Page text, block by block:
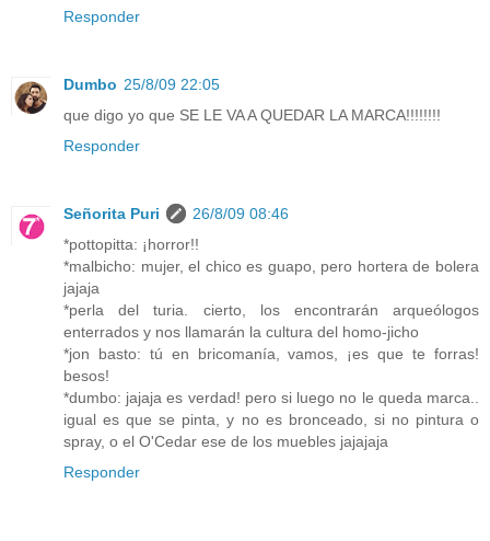
Responder
Dumbo 25/8/09 22:05
que digo yo que SE LE VA A QUEDAR LA MARCA!!!!!!!!
Responder
Señorita Puri
26/8/09 08:46
*pottopitta: ¡horror!!
*malbicho: mujer, el chico es guapo, pero hortera de bolera
jajaja
*perla del turia. cierto, los encontrarán arqueólogos
enterrados y nos llamarán la cultura del homo-jicho
*jon basto: tú en bricomanía, vamos, ¡es que te forras!
besos!
*dumbo: jajaja es verdad! pero si luego no le queda marca..
igual es que se pinta, y no es bronceado, si no pintura o
spray, o el O'Cedar ese de los muebles jajajaja
Responder